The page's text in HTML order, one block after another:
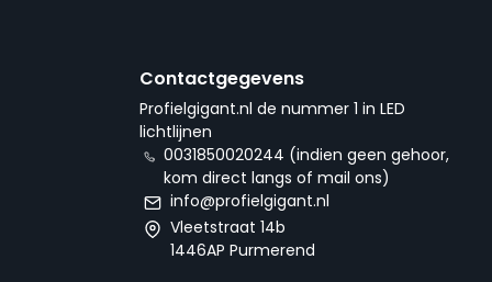
Contactgegevens
Profielgigant.nl de nummer 1 in LED
lichtlijnen
0031850020244 (indien geen gehoor,
kom direct langs of mail ons)
info@profielgigant.nl
Vleetstraat 14b
1446AP Purmerend